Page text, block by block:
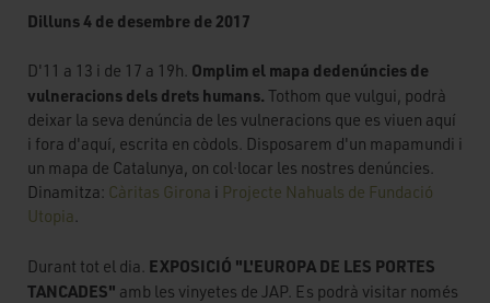
Dilluns 4 de desembre de 2017
D'11 a 13 i de 17 a 19h. Omplim el mapa dedenúncies de
vulneracions dels drets humans. Tothom que vulgui, podrà
deixar la seva denúncia de les vulneracions que es viuen aquí
i fora d'aquí, escrita en còdols. Disposarem d'un mapamundi i
un mapa de Catalunya, on col·locar les nostres denúncies.
Dinamitza: Càritas Girona i Projecte Nahuals de Fundació
Utopia .
Durant tot el dia. EXPOSICIÓ "L'EUROPA DE LES PORTES
TANCADES" amb les vinyetes de JAP. Es podrà visitar només